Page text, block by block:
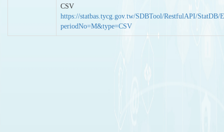
CSV
https://statbas.tycg.gov.tw/SDBTool/RestfulAPI/StatDB/
periodNo=M&type=CSV